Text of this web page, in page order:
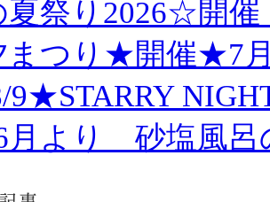
夏祭り2026☆開催
つり★開催★7月
9★STARRY
より 砂塩風呂